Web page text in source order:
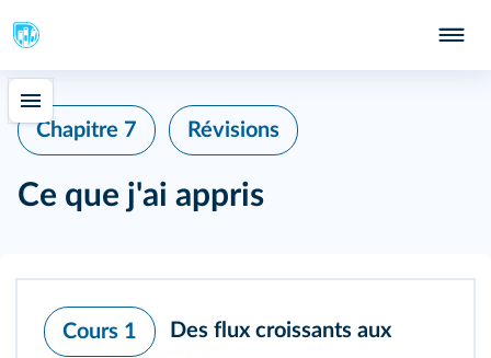
Chapitre 7 Révisions
Ce que j'ai appris
Cours 1
Des flux croissants aux